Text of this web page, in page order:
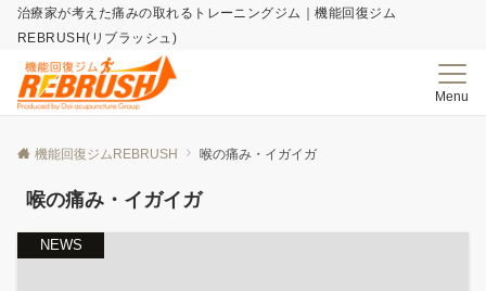
治療家が考えた痛みの取れる​トレーニングジム｜機能回復ジム
REBRUSH(リブラッシュ)
Menu
機能回復ジムREBRUSH 喉の痛み・イガイガ
喉の痛み・イガイガ
NEWS